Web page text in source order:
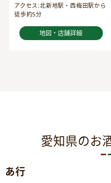
アクセス:北新地駅・西梅田駅から
徒歩約5分
地図・店舗詳細
愛知県のお
あ行